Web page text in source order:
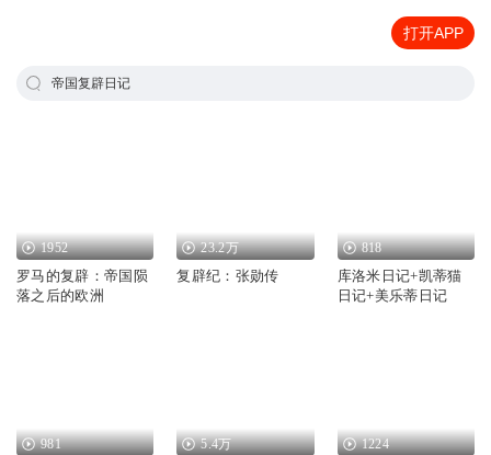
打开APP
帝国复辟日记
1952
罗马的复辟：帝国陨
落之后的欧洲
23.2万
复辟纪：张勋传
818
库洛米日记+凯蒂猫
日记+美乐蒂日记
981 5.4万 1224